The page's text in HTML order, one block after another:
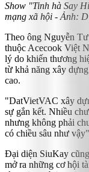
Show "Tinh hà Say
mạng xã hội - Ảnh:
Theo ông Nguyễn
thuộc Acecook Việt
lý do khiến thương
từ khả năng xây
cao.
"DatVietVAC xây
sự gắn kết. Nhiều
nhưng không phải
có chiều sâu như
Đại diện SiuKay
mở ra những cơ hội